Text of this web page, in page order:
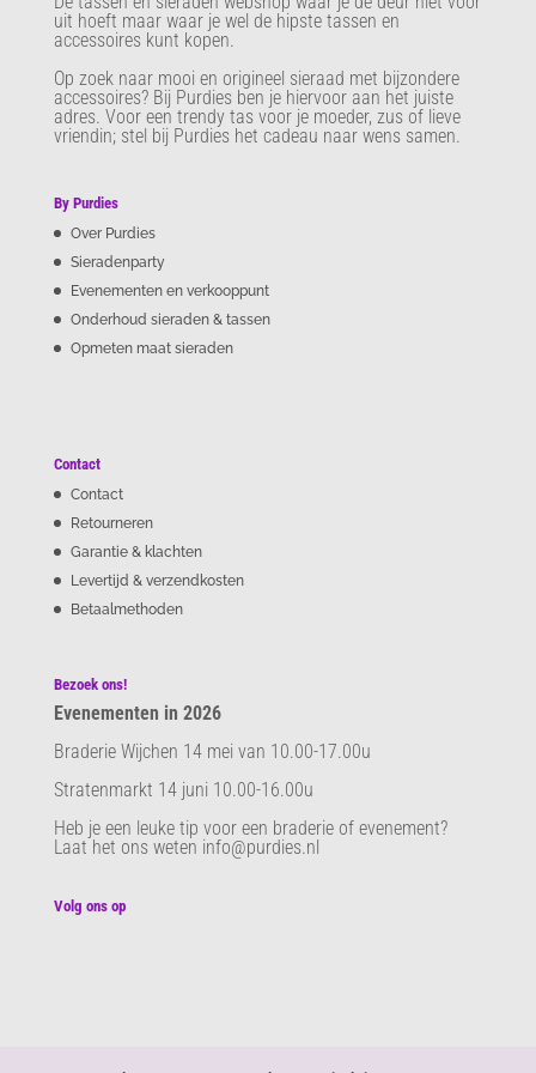
uit hoeft maar waar je wel de hipste tassen en
accessoires kunt kopen.
Op zoek naar mooi en origineel sieraad met bijzondere
accessoires? Bij Purdies ben je hiervoor aan het juiste
adres. Voor een trendy tas voor je moeder, zus of lieve
vriendin; stel bij Purdies het cadeau naar wens samen.
By Purdies
Over Purdies
Sieradenparty
Evenementen en verkooppunt
Onderhoud sieraden & tassen
Opmeten maat sieraden
Contact
Contact
Retourneren
Garantie & klachten
Levertijd & verzendkosten
Betaalmethoden
Bezoek ons!
Evenementen in 2026
Braderie Wijchen 14 mei van 10.00-17.00u
Stratenmarkt 14 juni 10.00-16.00u
Heb je een leuke tip voor een braderie of evenement?
Laat het ons weten info@purdies.nl
Volg ons op